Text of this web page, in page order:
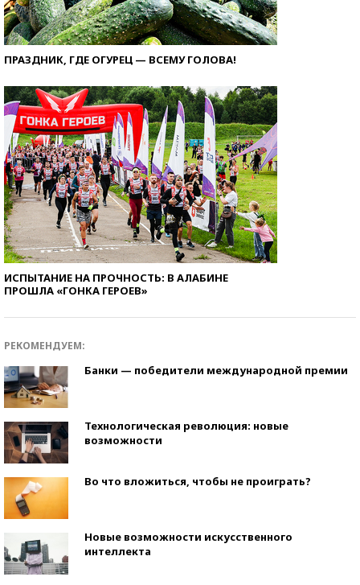
ПРАЗДНИК, ГДЕ ОГУРЕЦ — ВСЕМУ ГОЛОВА!
ИСПЫТАНИЕ НА ПРОЧНОСТЬ: В АЛАБИНЕ
ПРОШЛА «ГОНКА ГЕРОЕВ»
РЕКОМЕНДУЕМ:
Банки — победители международной премии
Технологическая революция: новые
возможности
Во что вложиться, чтобы не проиграть?
Новые возможности искусственного
интеллекта